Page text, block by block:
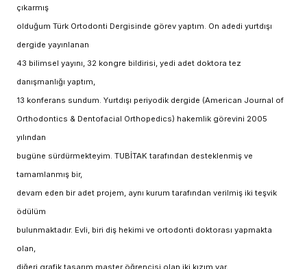
çıkarmış
olduğum Türk Ortodonti Dergisinde görev yaptım. On adedi yurtdışı
dergide yayınlanan
43 bilimsel yayını, 32 kongre bildirisi, yedi adet doktora tez
danışmanlığı yaptım,
13 konferans sundum. Yurtdışı periyodik dergide (American Journal of
Orthodontics & Dentofacial Orthopedics) hakemlik görevini 2005
yılından
bugüne sürdürmekteyim. TUBİTAK tarafından desteklenmiş ve
tamamlanmış bir,
devam eden bir adet projem, aynı kurum tarafından verilmiş iki teşvik
ödülüm
bulunmaktadır. Evli, biri diş hekimi ve ortodonti doktorası yapmakta
olan,
diğeri grafik tasarım master öğrencisi olan iki kızım var.